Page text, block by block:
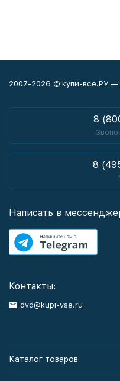
2007-2026 © купи-все.РУ —
8
8
Написать в
Контакты:
dvd@kupi-vse.ru
Каталог товаров